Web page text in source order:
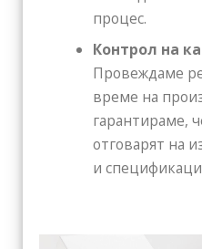
процес.
Контрол на
Провеждаме
време на
гарантираме,
отговарят на
и